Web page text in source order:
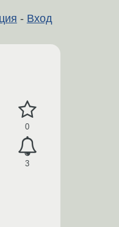
- Вход
0
3